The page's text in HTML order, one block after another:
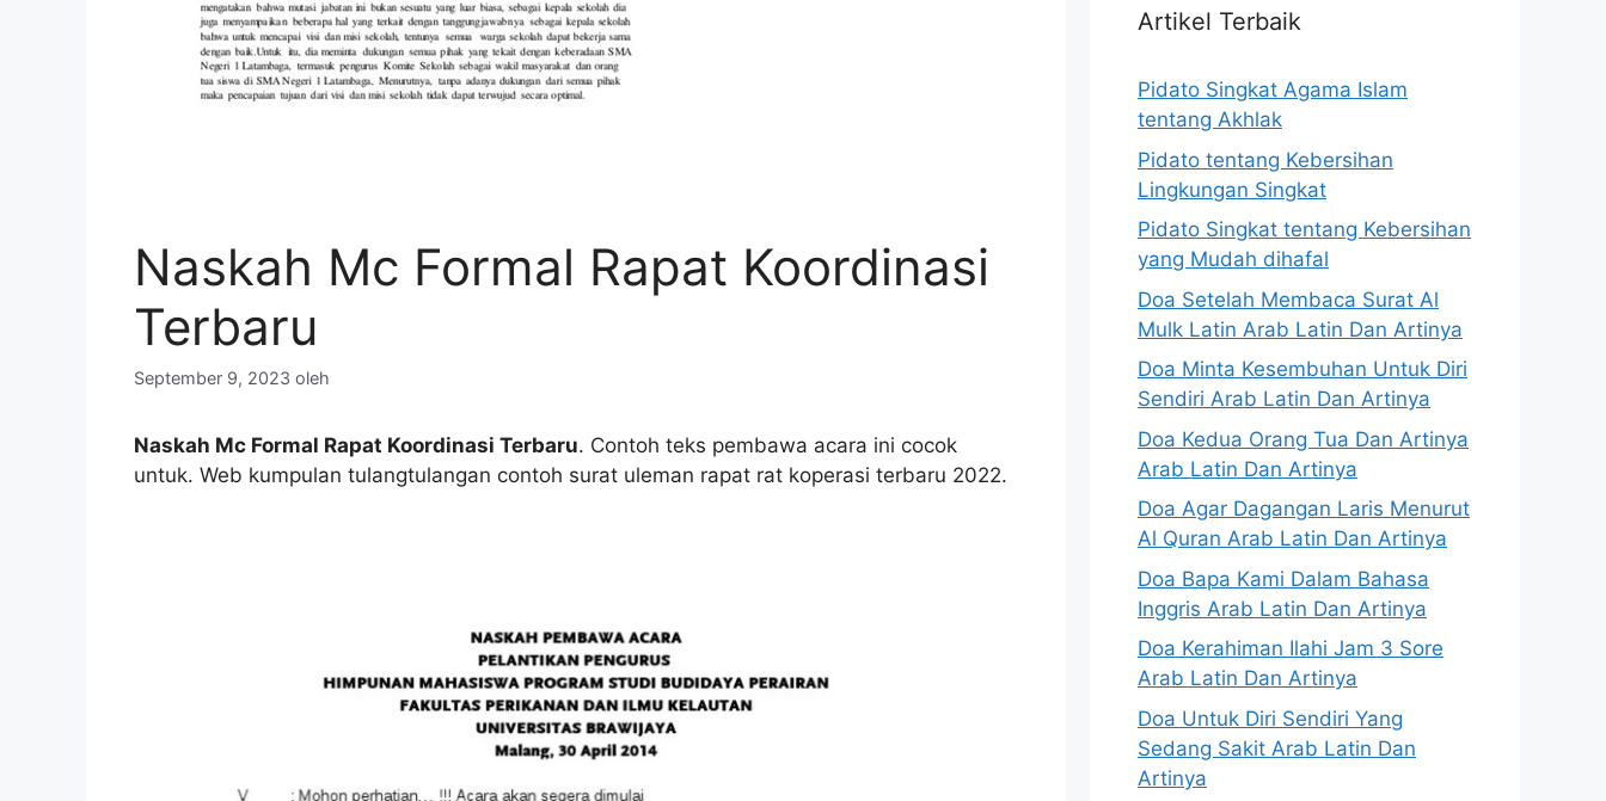
Naskah Mc Formal Rapat Koordinasi
Terbaru
September 9, 2023 oleh
Naskah Mc Formal Rapat Koordinasi Terbaru. Contoh teks pembawa acara ini cocok
untuk. Web kumpulan tulangtulangan contoh surat uleman rapat rat koperasi terbaru 2022.
Artikel Terbaik
Pidato Singkat Agama Islam
tentang Akhlak
Pidato tentang Kebersihan
Lingkungan Singkat
Pidato Singkat tentang Kebersihan
yang Mudah dihafal
Doa Setelah Membaca Surat Al
Mulk Latin Arab Latin Dan Artinya
Doa Minta Kesembuhan Untuk Diri
Sendiri Arab Latin Dan Artinya
Doa Kedua Orang Tua Dan Artinya
Arab Latin Dan Artinya
Doa Agar Dagangan Laris Menurut
Al Quran Arab Latin Dan Artinya
Doa Bapa Kami Dalam Bahasa
Inggris Arab Latin Dan Artinya
Doa Kerahiman Ilahi Jam 3 Sore
Arab Latin Dan Artinya
Doa Untuk Diri Sendiri Yang
Sedang Sakit Arab Latin Dan
Artinya